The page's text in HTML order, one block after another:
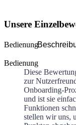
Unsere
Bedienung
Bedienung
Diese
zur
Onboarding-
und ist sie
Funktionen
stellen wir uns,